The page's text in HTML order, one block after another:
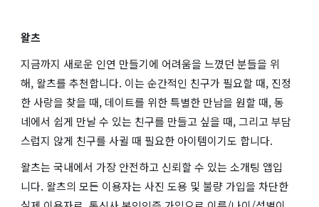
왈츠
지금까지 새로운 인연 만들기에 어려움을 느꼈던 분들을 위
해, 왈츠를 추천합니다. 이는 순간적인 친구가 필요할 때, 진정
한 사랑을 찾을 때, 데이트를 위한 특별한 만남을 원할 때, 동
네에서 쉽게 만날 수 있는 친구를 만들고 싶을 때, 그리고 부담
스럽지 않게 친구를 사귈 때 필요한 아이템이기도 합니다.
왈츠는 국내에서 가장 안전하고 신뢰할 수 있는 소개팅 앱입
니다. 왈츠의 모든 이용자는 사진 도용 및 불량 가입을 차단한